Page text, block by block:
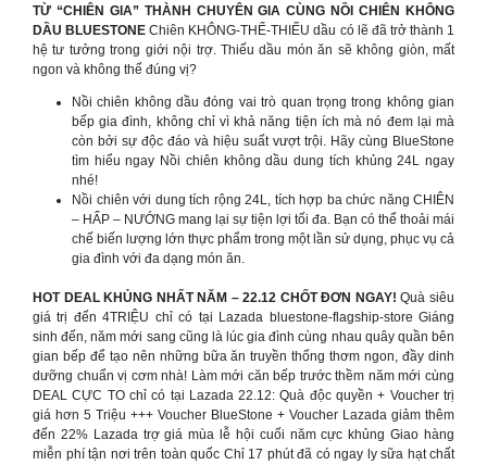
TỪ “CHIÊN GIA” THÀNH CHUYÊN GIA CÙNG NỒI CHIÊN KHÔNG
DẦU BLUESTONE Chiên KHÔNG-THỂ-THIẾU dầu có lẽ đã trở thành 1
hệ tư tưởng trong giới nội trợ. Thiếu dầu món ăn sẽ không giòn, mất
ngon và không thể đúng vị?
Nồi chiên không dầu đóng vai trò quan trọng trong không gian
bếp gia đình, không chỉ vì khả năng tiện ích mà nó đem lại mà
còn bởi sự độc đáo và hiệu suất vượt trội. Hãy cùng BlueStone
tìm hiểu ngay Nồi chiên không dầu dung tích khủng 24L ngay
nhé!
Nồi chiên với dung tích rộng 24L, tích hợp ba chức năng CHIÊN
– HẤP – NƯỚNG mang lại sự tiện lợi tối đa. Bạn có thể thoải mái
chế biến lượng lớn thực phẩm trong một lần sử dụng, phục vụ cả
gia đình với đa dạng món ăn.
HOT DEAL KHỦNG NHẤT NĂM – 22.12 CHỐT ĐƠN NGAY! Quà siêu
giá trị đến 4TRIỆU chỉ có tại Lazada bluestone-flagship-store Giáng
sinh đến, năm mới sang cũng là lúc gia đình cùng nhau quây quần bên
gian bếp để tạo nên những bữa ăn truyền thống thơm ngon, đầy dinh
dưỡng chuẩn vị cơm nhà! Làm mới căn bếp trước thềm năm mới cùng
DEAL CỰC TO chỉ có tại Lazada 22.12: Quà độc quyền + Voucher trị
giá hơn 5 Triệu +++ Voucher BlueStone + Voucher Lazada giảm thêm
đến 22% Lazada trợ giá mùa lễ hội cuối năm cực khủng Giao hàng
miễn phí tận nơi trên toàn quốc Chỉ 17 phút đã có ngay ly sữa hạt chất